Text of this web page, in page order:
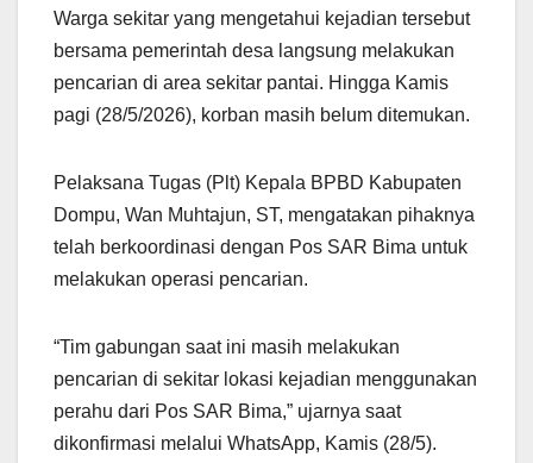
Warga sekitar yang mengetahui kejadian tersebut
bersama pemerintah desa langsung melakukan
pencarian di area sekitar pantai. Hingga Kamis
pagi (28/5/2026), korban masih belum ditemukan.
Pelaksana Tugas (Plt) Kepala BPBD Kabupaten
Dompu, Wan Muhtajun, ST, mengatakan pihaknya
telah berkoordinasi dengan Pos SAR Bima untuk
melakukan operasi pencarian.
“Tim gabungan saat ini masih melakukan
pencarian di sekitar lokasi kejadian menggunakan
perahu dari Pos SAR Bima,” ujarnya saat
dikonfirmasi melalui WhatsApp, Kamis (28/5).